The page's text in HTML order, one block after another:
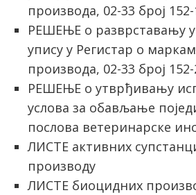
производа, 02-33 број
РЕШЕЊЕ о разврставању
упису у Регистар о
производа, 02-33 број
РЕШЕЊЕ о утврђивању
услова за обављање
послова ветеринарске
ЛИСТЕ активних
производу
ЛИСТЕ биоцидних